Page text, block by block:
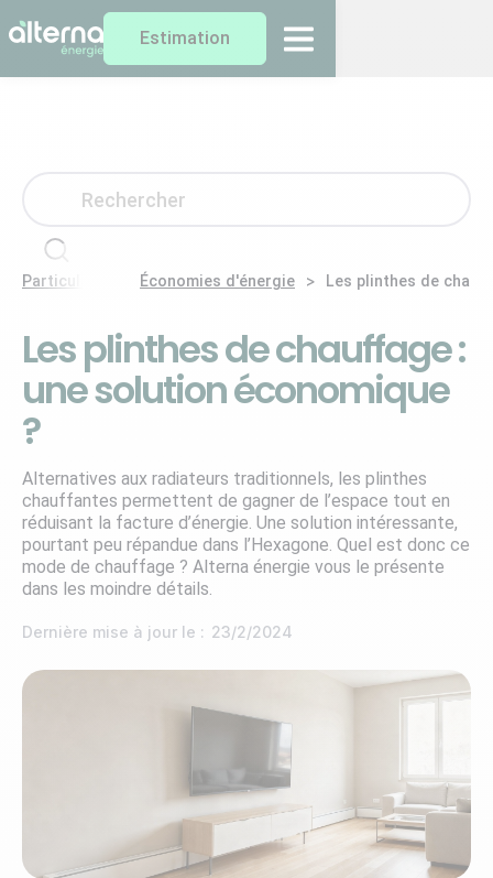
Estimation
Particuliers Économies d'énergie > Les plinthes de
Les plinthes de chauffage :
une solution économique
?
Alternatives aux radiateurs traditionnels, les plinthes
chauffantes permettent de gagner de l’espace tout en
réduisant la facture d’énergie. Une solution intéressante,
pourtant peu répandue dans l’Hexagone. Quel est donc ce
mode de chauffage ? Alterna énergie vous le présente
dans les moindre détails.
Dernière mise à jour le : 23/2/2024